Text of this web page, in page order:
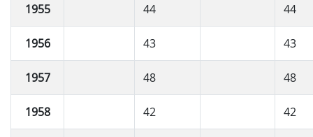
1955 44 44
1956 43 43
1957 48 48
1958 42 42